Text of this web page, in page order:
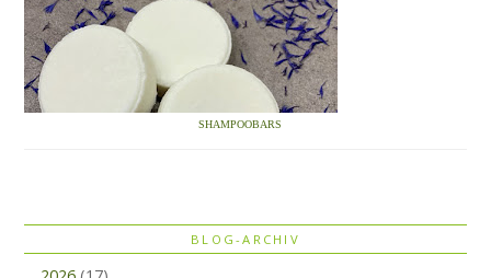
SHAMPOOBARS
BLOG-ARCHIV